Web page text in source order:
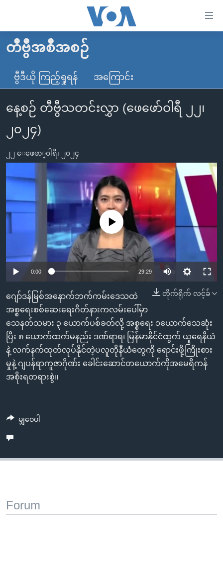
လွယ်ကူ
သည့်
များ
ပင်မ
သို့
ကြည့်
ရန်
ပင်မ
စာမျက်နှာ
ကြည့်
ရန်
ရှာဖွေ
ရန်
နေရာ
သို့
ကျော်
မူလစာမျက်နှာ
မြန်မာ
ကမ္ဘာ့သတင်းများ
နိုင်ငံတကာ
အမေရိကန်
အစ္စရေး-ပါလက်စတိုင်း
ဗွီဒီယို
သတင်းလွတ်လပ်ခွင့်
ရပ်ဝန်းတခု လမ်းတခု အလွန်
အင်္ဂလိပ်စာလေ့လာမယ်
အမေရိကန်သုံးအီဒီယံ
မကြေးမုံရဲ့ အင်္ဂလိပ်စာ
ရုပ်ရှင်ထဲက အင်္ဂလိပ်စာ
သုတပဒေသာ အင်္ဂလိပ်စာ
အပတ်စဉ်ကဏ္ဍများ
တီဗွီ
ရေဒီယိုနှင့်ရုပ်သံ အချက်အလက်များ
ရေဒီယို/တီဗွီအစီအစဉ်
Learning English
ဗွီအိုအေ လူမှုကွန်ယက်များ
ဘာသာစကားများ
တီဗွီအစီအစဉ်
ဗွီဒီယို ကြည့်ရှုရန် အကြောင်း
နေ့စဉ် တီဗွီသတင်းလွှာ (ဖေဖော်ဝါရီ ၂၂၊
၂၀၂၄)
၂၂ ေဖေဖာ္၀ါရီ၊ ၂၀၂၄
No media source currently available
0:00 29:29
တိုက်ရိုက် လင့်ခ်
ဂျော်ဒန်မြစ်အနောက်ဘက်ကမ်းဒေသထဲ
အစ္စရေးစစ်ဆေးရေးဂိတ်နားကလမ်းပေါ်မှာ
သေနတ်သမား ၃ ယောက်ပစ်ခတ်လို့ အစ္စရေး ၁ယောက်သေဆုံး
ပြီး ၈ ယောက်ထက်မနည်း ဒဏ်ရာရ၊ မြန်မာနိုင်ငံထွက် ယူရေနီယံ
နဲ့ လက်နက်ထုတ်လုပ်နိုင်တဲ့ပလူတိုနီယံတွေကို ရောင်းဖို့ကြိုးစား
မှုနဲ့ ဂျပန်ရာကူဇာဂိုဏ်း ခေါင်းဆောင်တယောက်ကိုအမေရိကန်
အစိုးရတရားစွဲ။
မျှဝေပါ
Forum